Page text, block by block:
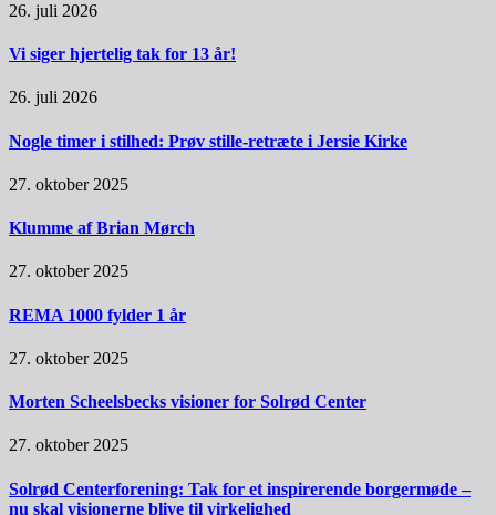
26. juli 2026
Vi siger hjertelig tak for 13 år!
26. juli 2026
Nogle timer i stilhed: Prøv stille-retræte i Jersie Kirke
27. oktober 2025
Klumme af Brian Mørch
27. oktober 2025
REMA 1000 fylder 1 år
27. oktober 2025
Morten Scheelsbecks visioner for Solrød Center
27. oktober 2025
Solrød Centerforening: Tak for et inspirerende borgermøde –
nu skal visionerne blive til virkelighed